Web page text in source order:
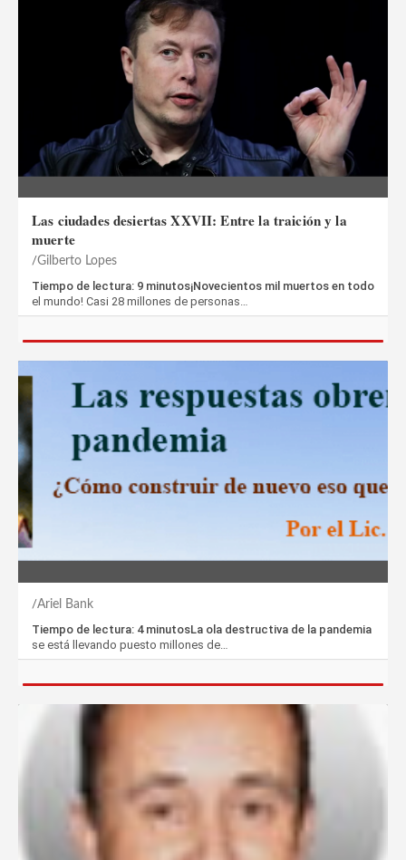
Las ciudades desiertas XXVII: Entre la traición y la
muerte
Gilberto Lopes
Tiempo de lectura: 9 minutos¡Novecientos mil muertos en todo
el mundo! Casi 28 millones de personas…
Ariel Bank
Tiempo de lectura: 4 minutosLa ola destructiva de la pandemia
se está llevando puesto millones de…